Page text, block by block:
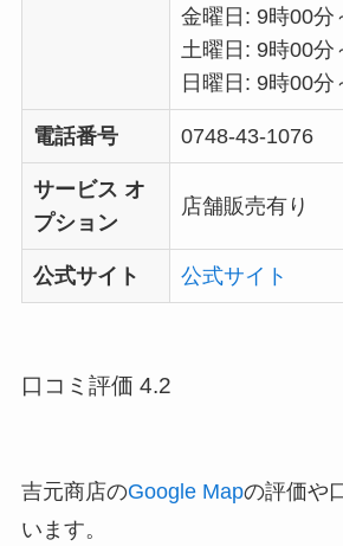
金曜日: 9時00分
土曜日: 9時00分
日曜日: 9時00分
電話番号 0748-43-1076
サービス オ
プション
店舗販売有り
公式サイト 公式サイト
口コミ評価 4.2
吉元商店のGoogle Mapの評価や
います。